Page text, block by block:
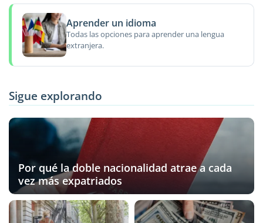
Aprender un idioma
Todas las opciones para aprender una lengua
extranjera.
Sigue explorando
Por qué la doble nacionalidad atrae a cada
vez más expatriados